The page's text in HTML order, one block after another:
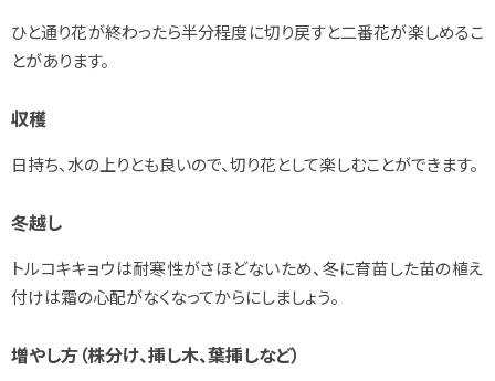
ひと通り花が終わったら半分程度に切り戻すと二番花が楽しめるこ
とがあります。
収穫
日持ち、水の上りとも良いので、切り花として楽しむことができます。
冬越し
トルコキキョウは耐寒性がさほどないため、冬に育苗した苗の植え
付けは霜の心配がなくなってからにしましょう。
増やし方（株分け、挿し木、葉挿しなど）